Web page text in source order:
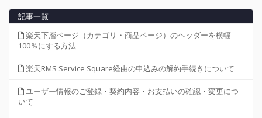
記事一覧
楽天下層ページ（カテゴリ・商品ページ）のヘッダーを横幅
100％にする方法
楽天RMS Service Square経由の申込みの解約手続きについて
ユーザー情報のご登録・契約内容・お支払いの確認・変更につ
いて